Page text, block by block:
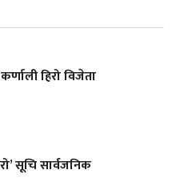
हिरो विजेता
सूचि सार्वजनिक